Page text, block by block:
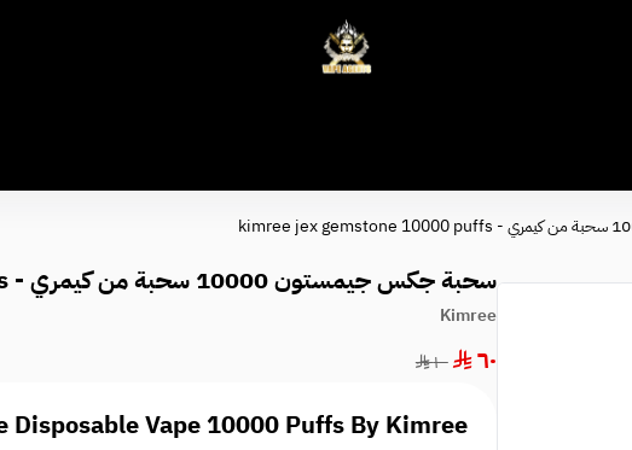
وكلاء الفيب - معتمد في السعودية
سحبة جكس جيمستون 10000 سحبة من كيمري - kimree jex gemstone 10000 puffs
Kimree
٦٠ ١٠٠
Disposable Vape 10000 Puffs By Kimree